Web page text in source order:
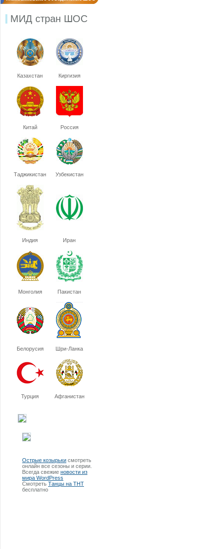
МИД стран ШОС
Казахстан Киргизия
Китай Россия
Таджикистан Узбекистан
Индия Иран
Монголия Пакистан
Белорусия Шри-Ланка
Турция Афганистан
Острые козырьки смотреть
онлайн все сезоны и серии.
Всегда свежие новости из
мира WordPress
Смотреть Танцы на ТНТ
бесплатно